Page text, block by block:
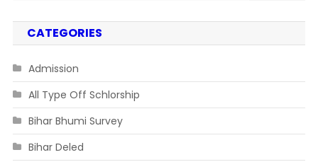
CATEGORIES
Admission
All Type Off Schlorship
Bihar Bhumi Survey
Bihar Deled